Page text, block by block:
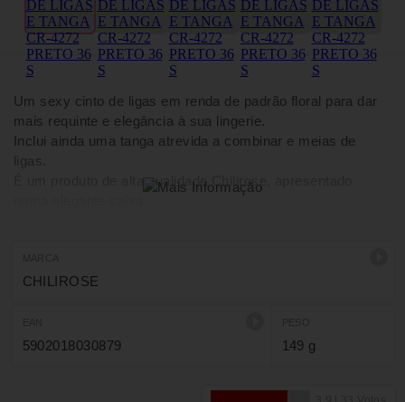
Um sexy cinto de ligas em renda de padrão floral para dar
mais requinte e elegância à sua lingerie.
Inclui ainda uma tanga atrevida a combinar e meias de
ligas.
É um produto de alta qualidade Chilirose, apresentado
CHILIROSE
5902018030879 149 g